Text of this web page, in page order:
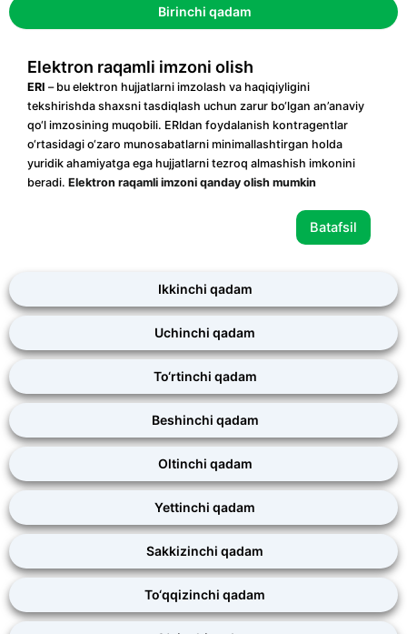
Birinchi qadam
Ikkinchi qadam
Uchinchi qadam
To‘rtinchi qadam
Beshinchi qadam
Oltinchi qadam
Yettinchi qadam
Sakkizinchi qadam
To‘qqizinchi qadam
Elektron raqamli imzoni olish
ERI – bu elektron hujjatlarni imzolash va haqiqiyligini
tekshirishda shaxsni tasdiqlash uchun zarur bo‘lgan an’anaviy
qo‘l imzosining muqobili. ERIdan foydalanish kontragentlar
o‘rtasidagi o‘zaro munosabatlarni minimallashtirgan holda
yuridik ahamiyatga ega hujjatlarni tezroq almashish imkonini
beradi. Elektron raqamli imzoni qanday olish mumkin
Batafsil